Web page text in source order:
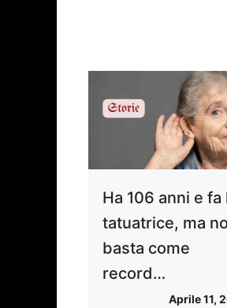
Ha 106 anni e fa
tatuatrice, ma
basta come
record…
Aprile 11,